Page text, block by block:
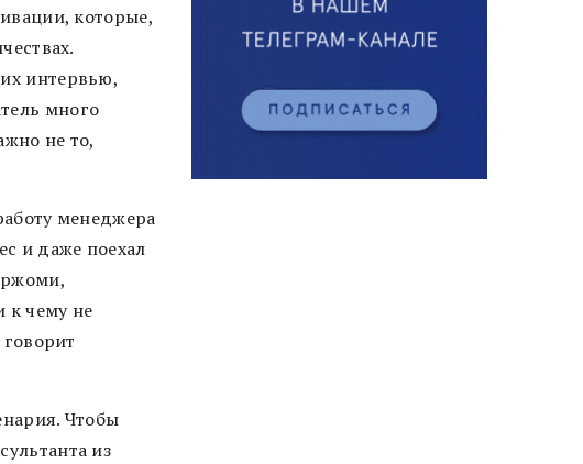
которые,
интервью,
много
не то,
менеджера
и даже поехал
к чему не
Чтобы
из